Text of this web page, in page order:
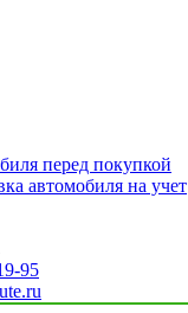
перед покупкой
автомобиля на учет
95